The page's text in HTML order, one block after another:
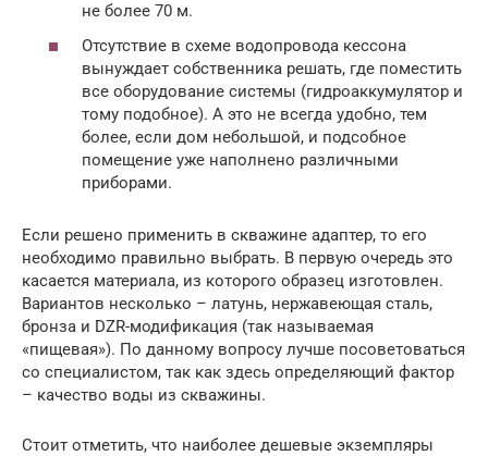
не более 70 м.
Отсутствие в схеме водопровода кессона
вынуждает собственника решать, где поместить
все оборудование системы (гидроаккумулятор и
тому подобное). А это не всегда удобно, тем
более, если дом небольшой, и подсобное
помещение уже наполнено различными
приборами.
Если решено применить в скважине адаптер, то его
необходимо правильно выбрать. В первую очередь это
касается материала, из которого образец изготовлен.
Вариантов несколько – латунь, нержавеющая сталь,
бронза и DZR-модификация (так называемая
«пищевая»). По данному вопросу лучше посоветоваться
со специалистом, так как здесь определяющий фактор
– качество воды из скважины.
Стоит отметить, что наиболее дешевые экземпляры